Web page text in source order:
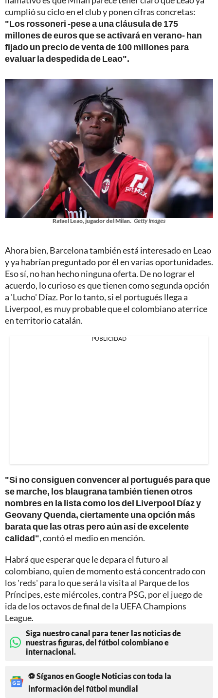
cumplió su ciclo en el club y ponen cifras concretas:
"Los rossoneri -pese a una cláusula de 175
millones de euros que se activará en verano- han
fijado un precio de venta de 100 millones para
evaluar la despedida de Leao".
Rafael Leao, jugador del Milan. Getty Images
Ahora bien, Barcelona también está interesado en Leao
y ya habrían preguntado por él en varias oportunidades.
Eso sí, no han hecho ninguna oferta. De no lograr el
acuerdo, lo curioso es que tienen como segunda opción
a 'Lucho' Díaz. Por lo tanto, si el portugués llega a
Liverpool, es muy probable que el colombiano aterrice
en territorio catalán.
PUBLICIDAD
"Si no consiguen convencer al portugués para que
se marche, los blaugrana también tienen otros
nombres en la lista como los del Liverpool Díaz y
Geovany Quenda, ciertamente una opción más
barata que las otras pero aún así de excelente
calidad", contó el medio en mención.
Habrá que esperar que le depara el futuro al
colombiano, quien de momento está concentrado con
los 'reds' para lo que será la visita al Parque de los
Príncipes, este miércoles, contra PSG, por el juego de
ida de los octavos de final de la UEFA Champions
League.
Siga nuestro canal para tener las noticias de
nuestras figuras, del fútbol colombiano e
internacional.
⚽ Síganos en Google Noticias con toda la
información del fútbol mundial